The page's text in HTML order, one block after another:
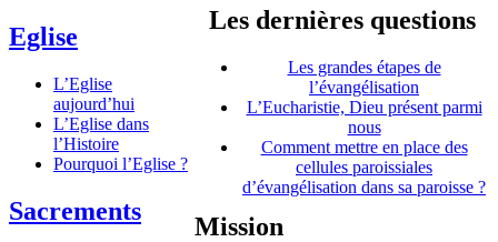
Eglise
L’Eglise
aujourd’hui
L’Eglise dans
l’Histoire
Pourquoi l’Eglise ?
Sacrements
Les dernières questions
Les grandes étapes de
l’évangélisation
L’Eucharistie, Dieu présent parmi
nous
Comment mettre en place des
cellules paroissiales
d’évangélisation dans sa paroisse ?
Mission